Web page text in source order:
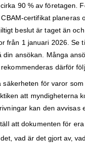
90 % av företagen.
certifikat
beslut är taget än
från 1 januari 2026.
ansökan. Många
därför
för varor
att myndigheterna
kan den avvisas
att dokumenten för
vad är det gjort av,